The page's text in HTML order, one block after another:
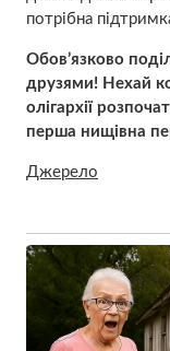
потрібна
Обов’язково
друзями! Нехай
олігархії
перша нищівна
Джерело